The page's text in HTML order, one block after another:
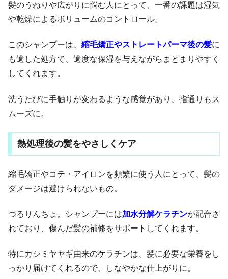
髪のうねりや広がりに悩む人にとって、一番の課題は湿気
や乾燥によるボリュームのコントロール。
このシャンプーは、 縮毛矯正やストレートパーマ後の髪に
も適した処方で、適度な保湿を与えながらまとまりやすく
してくれます。
洗うたびに手触りが変わるような感覚があり、指通りもス
ムーズに。
熱処理後の髪をやさしくケア
縮毛矯正やコテ・アイロンを頻繁に使う人にとって、髪の
ダメージは避けられないもの。
つるりんちょ。シャンプーには加水分解ケラチンが配合さ
れており、傷んだ髪の補修をサポートしてくれます。
特にカシミヤヤギ由来のケラチンは、髪に必要な栄養をし
っかり届けてくれるので、しなやかな仕上がりに。